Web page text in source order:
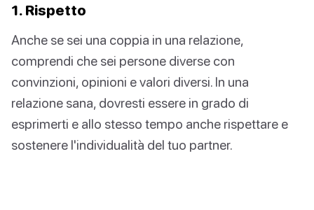
1. Rispetto
Anche se sei una coppia in una relazione,
comprendi che sei persone diverse con
convinzioni, opinioni e valori diversi. In una
relazione sana, dovresti essere in grado di
esprimerti e allo stesso tempo anche rispettare e
sostenere l'individualità del tuo partner.